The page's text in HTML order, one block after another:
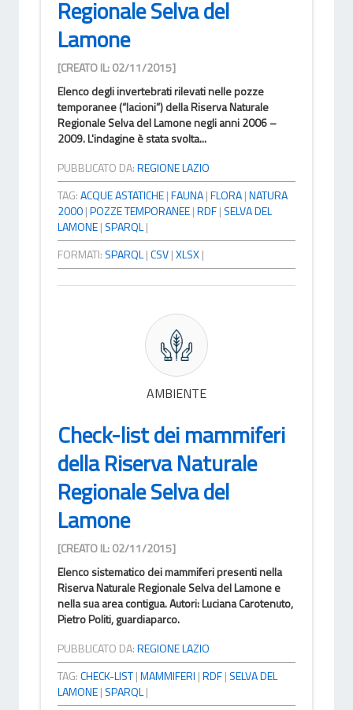
Regionale Selva del
Lamone
[CREATO IL: 02/11/2015]
Elenco degli invertebrati rilevati nelle pozze
temporanee (“lacioni”) della Riserva Naturale
Regionale Selva del Lamone negli anni 2006 –
2009. L'indagine è stata svolta...
PUBBLICATO DA:REGIONE LAZIO
TAG:ACQUE ASTATICHE|FAUNA|FLORA|NATURA
2000|POZZE TEMPORANEE|RDF| SELVA DEL
LAMONE| SPARQL|
FORMATI: SPARQL|CSV|XLSX|
AMBIENTE
Check-list dei mammiferi
della Riserva Naturale
Regionale Selva del
Lamone
[CREATO IL: 02/11/2015]
Elenco sistematico dei mammiferi presenti nella
Riserva Naturale Regionale Selva del Lamone e
nella sua area contigua. Autori: Luciana Carotenuto,
Pietro Politi, guardiaparco.
PUBBLICATO DA:REGIONE LAZIO
TAG:CHECK-LIST|MAMMIFERI |RDF| SELVA DEL
LAMONE| SPARQL|